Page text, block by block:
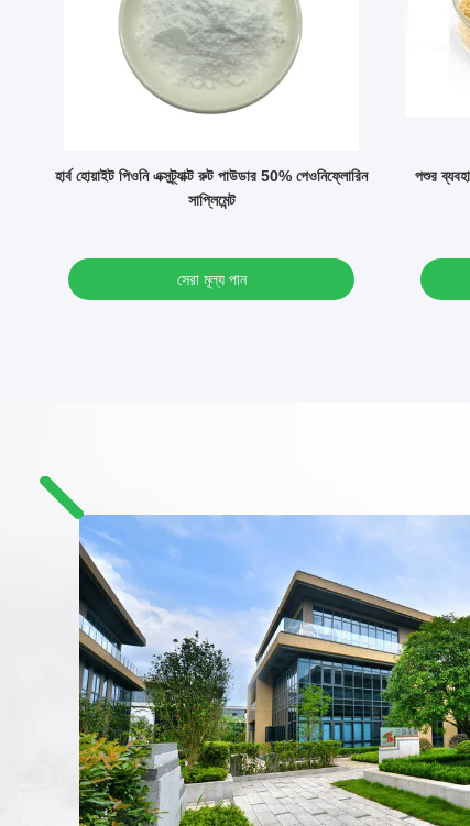
হার্ব হোয়াইট পিওনি এক্সট্র্যাক্ট রুট পাউডার 50% পেওনিফ্লোরিন
সাপ্লিমেন্ট
সেরা মূল্য পান
পশুর